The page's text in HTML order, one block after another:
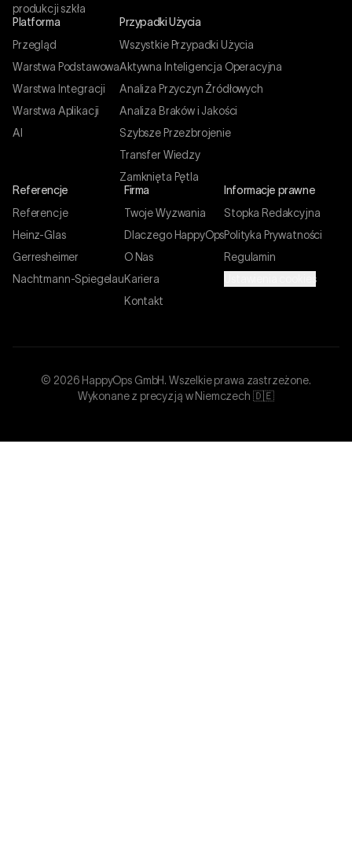
produkcji szkła
Platforma
Przegląd
Warstwa Podstawowa
Warstwa Integracji
Warstwa Aplikacji
AI
Przypadki Użycia
Wszystkie Przypadki Użycia
Aktywna Inteligencja Operacyjna
Analiza Przyczyn Źródłowych
Analiza Braków i Jakości
Szybsze Przezbrojenie
Transfer Wiedzy
Zamknięta Pętla
Referencje
Referencje
Heinz-Glas
Gerresheimer
Nachtmann-Spiegelau
Firma
Twoje Wyzwania
Dlaczego HappyOps
O Nas
Kariera
Kontakt
Informacje prawne
Stopka Redakcyjna
Polityka Prywatności
Regulamin
Ustawienia cookies
© 2026 HappyOps GmbH. Wszelkie prawa zastrzeżone.
Wykonane z precyzją w Niemczech 🇩🇪